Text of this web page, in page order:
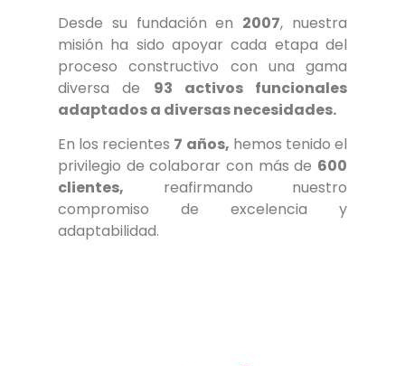
Desde su fundación en 2007, nuestra
misión ha sido apoyar cada etapa del
proceso constructivo con una gama
diversa de 93 activos funcionales
adaptados a diversas necesidades.
En los recientes 7 años, hemos tenido el
privilegio de colaborar con más de 600
clientes, reafirmando nuestro
compromiso de excelencia y
adaptabilidad.